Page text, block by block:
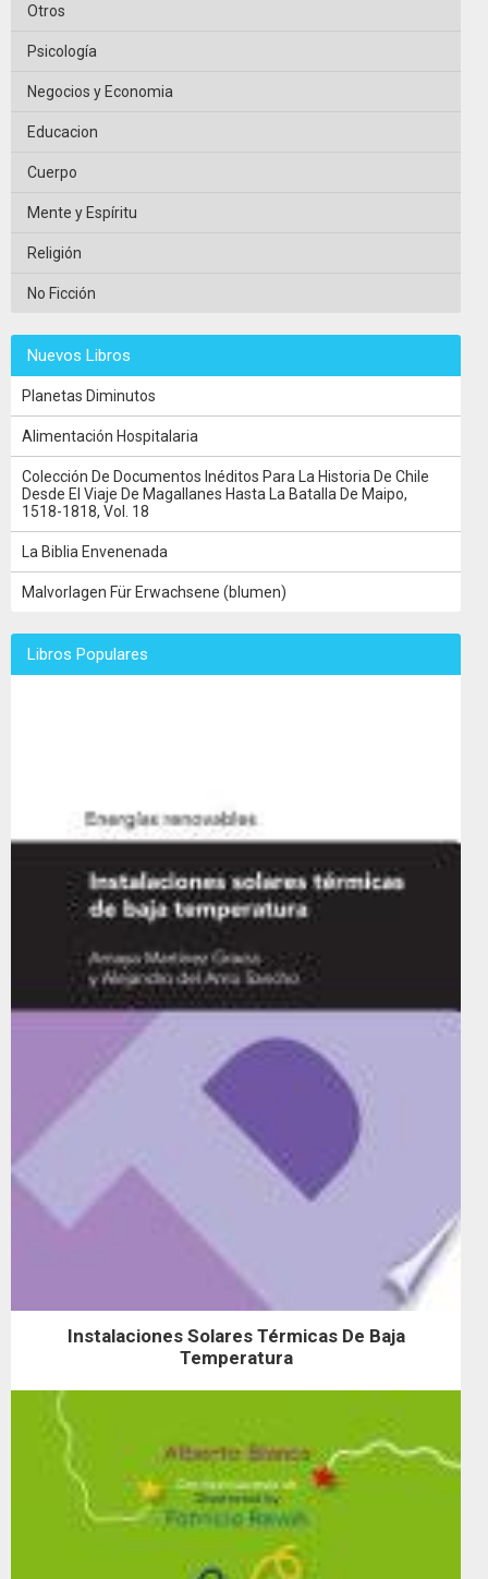
Otros
Psicología
Negocios y Economia
Educacion
Cuerpo
Mente y Espíritu
Religión
No Ficción
Nuevos Libros
Planetas Diminutos
Alimentación Hospitalaria
Colección De Documentos Inéditos Para La Historia De Chile
Desde El Viaje De Magallanes Hasta La Batalla De Maipo,
1518-1818, Vol. 18
La Biblia Envenenada
Malvorlagen Für Erwachsene (blumen)
Libros Populares
Instalaciones Solares Térmicas De Baja
Temperatura